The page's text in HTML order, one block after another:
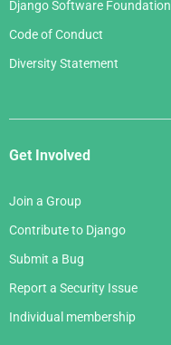
Django Software Foundation
Code of Conduct
Diversity Statement
Get Involved
Join a Group
Contribute to Django
Submit a Bug
Report a Security Issue
Individual membership